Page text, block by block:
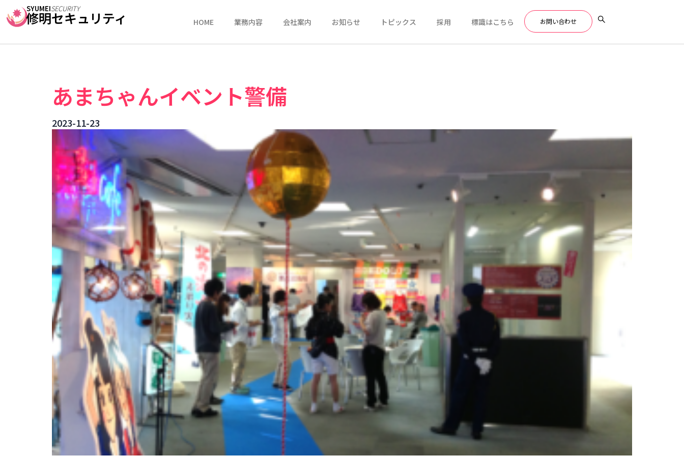
SYUMEISECURITY
修明セキュリティ HOME 業務内容 会社案内 お知らせ トピックス 採用 標識はこちら お問い合わせ
あまちゃんイベント警備
2023-11-23